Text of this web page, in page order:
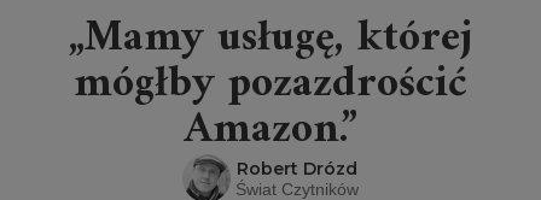
„Mamy usługę, której
mógłby pozazdrościć
Amazon.”
Robert Drózd
Świat Czytników